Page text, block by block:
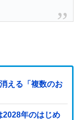
える「複数のお
2028年のはじめ